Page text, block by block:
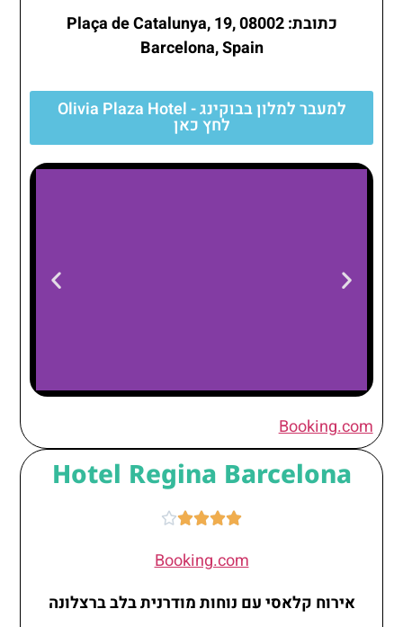
כתובת: Plaça de Catalunya, 19, 08002
Barcelona, Spain
למעבר למלון בבוקינג - Olivia Plaza Hotel
לחץ כאן
Olivia Plaza
HotelBooking.com
Hotel Regina Barcelona





Booking.com
אירוח קלאסי עם נוחות מודרנית בלב ברצלונה